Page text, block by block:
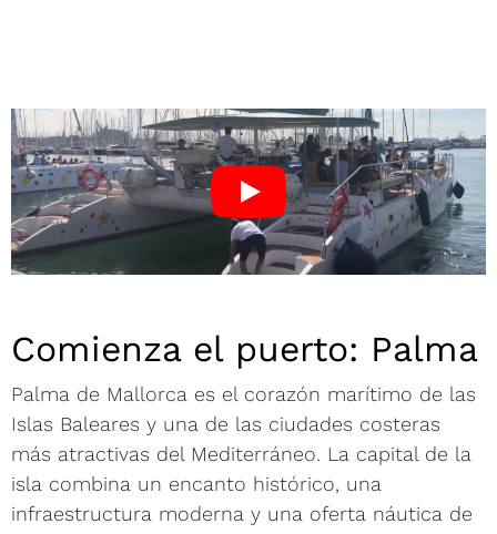
Comienza el puerto: Palma
Palma de Mallorca es el corazón marítimo de las
Islas Baleares y una de las ciudades costeras
más atractivas del Mediterráneo. La capital de la
isla combina un encanto histórico, una
infraestructura moderna y una oferta náutica de